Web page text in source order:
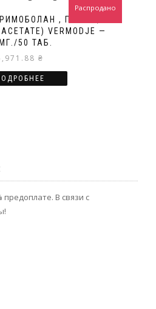
, ПРИМА,
ACETATE) VERMODJE —
50 ТАБ.
₴
Распродано
предоплате. В связи с